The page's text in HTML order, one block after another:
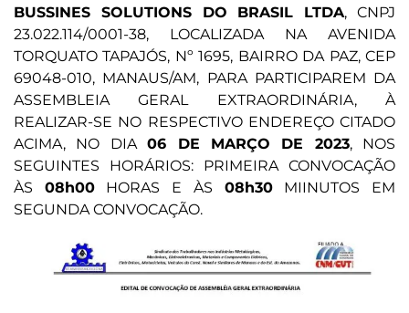
BUSSINES SOLUTIONS DO BRASIL LTDA, CNPJ
23.022.114/0001-38, LOCALIZADA NA AVENIDA
TORQUATO TAPAJÓS, Nº 1695, BAIRRO DA PAZ, CEP
69048-010, MANAUS/AM, PARA PARTICIPAREM DA
ASSEMBLEIA GERAL EXTRAORDINÁRIA, À
REALIZAR-SE NO RESPECTIVO ENDEREÇO CITADO
ACIMA, NO DIA06 DE MARÇO DE 2023, NOS
SEGUINTES HORÁRIOS: PRIMEIRA CONVOCAÇÃO
ÀS 08h00HORAS E ÀS 08h30MIINUTOS EM
SEGUNDA CONVOCAÇÃO.